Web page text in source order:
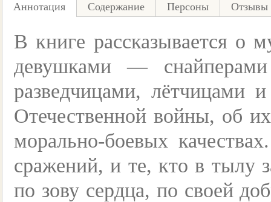
Аннотация Содержание Персоны Отзывы
В книге рассказывается о
девушками —
разведчицами, лётчицами
Отечественной войны, об
морально-боевых
сражений, и те, кто в тылу
по зову сердца, по своей